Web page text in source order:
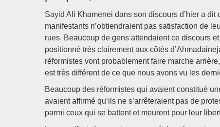
Sayid Ali Khamenei dans son discours d’hier a dit
manifestants n’obtiendraient pas satisfaction de
rues. Beaucoup de gens attendaient ce discours
positionné très clairement aux côtés
réformistes vont probablement faire marche
est très différent de ce que nous avons vu les
Beaucoup des réformistes qui avaient constitué
avaient affirmé qu’ils ne s’arrêteraient pas de
parmi ceux qui se battent et meurent pour leur